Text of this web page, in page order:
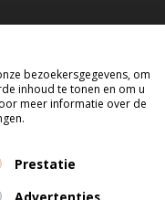
bezoekersgegevens, om
inhoud te tonen en om u
meer informatie over de
Prestatie
Advertenties